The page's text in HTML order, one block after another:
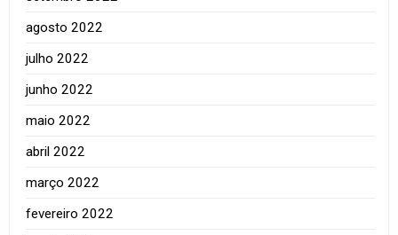
agosto 2022
julho 2022
junho 2022
maio 2022
abril 2022
março 2022
fevereiro 2022